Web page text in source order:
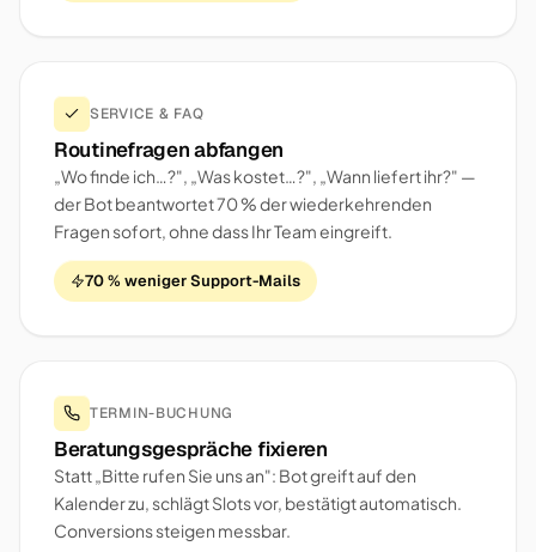
SERVICE & FAQ
Routinefragen abfangen
„Wo finde ich…?", „Was kostet…?", „Wann liefert ihr?" —
der Bot beantwortet 70 % der wiederkehrenden
Fragen sofort, ohne dass Ihr Team eingreift.
70 % weniger Support-Mails
TERMIN-BUCHUNG
Beratungsgespräche fixieren
Statt „Bitte rufen Sie uns an": Bot greift auf den
Kalender zu, schlägt Slots vor, bestätigt automatisch.
Conversions steigen messbar.